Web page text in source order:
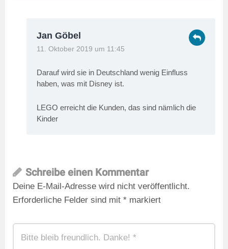
Jan Göbel
11. Oktober 2019 um 11:45
Darauf wird sie in Deutschland wenig Einfluss
haben, was mit Disney ist.
LEGO erreicht die Kunden, das sind nämlich die
Kinder
Schreibe einen Kommentar
Deine E-Mail-Adresse wird nicht veröffentlicht.
Erforderliche Felder sind mit * markiert